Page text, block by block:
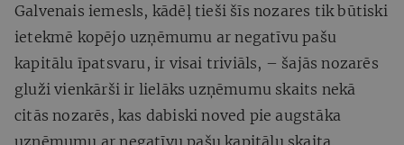
Galvenais iemesls, kādēļ tieši šīs nozares tik būtiski
ietekmē kopējo uzņēmumu ar negatīvu pašu
kapitālu īpatsvaru, ir visai triviāls, – šajās nozarēs
gluži vienkārši ir lielāks uzņēmumu skaits nekā
citās nozarēs, kas dabiski noved pie augstāka
uzņēmumu ar negatīvu pašu kapitālu skaita.